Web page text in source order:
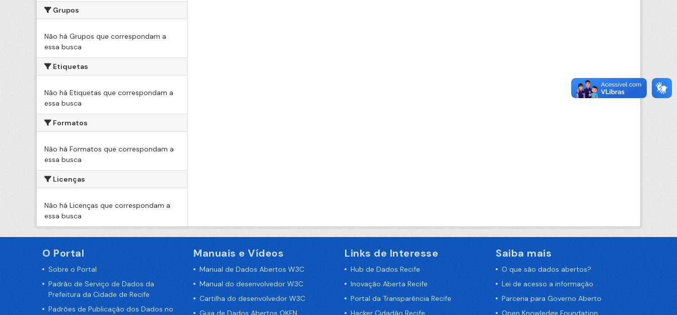
Grupos
Não há Grupos que correspondam a
essa busca
Etiquetas
Não há Etiquetas que correspondam a
essa busca
Formatos
Não há Formatos que correspondam a
essa busca
Licenças
Não há Licenças que correspondam a
essa busca
O Portal
Sobre o Portal
Padrão de Serviço de Dados da
Prefeitura da Cidade de Recife
Padrões de Publicação dos Dados no
Manuais e Vídeos
Manual de Dados Abertos W3C
Manual do desenvolvedor W3C
Cartilha do desenvolvedor W3C
Guia de Dados Abertos OKFN
Links de Interesse
Hub de Dados Recife
Inovação Aberta Recife
Portal da Transparência Recife
Hacker Cidadão Recife
Saiba mais
O que são dados abertos?
Lei de acesso a informação
Parceria para Governo Aberto
Open Knowledge Foundation